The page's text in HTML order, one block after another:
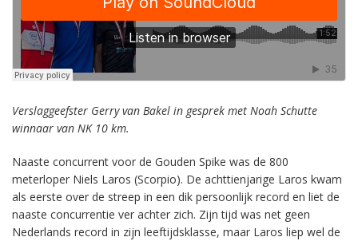
Verslaggeefster Gerry van Bakel in gesprek met Noah Schutte
winnaar van NK 10 km.
Naaste concurrent voor de Gouden Spike was de 800
meterloper Niels Laros (Scorpio). De achttienjarige Laros kwam
als eerste over de streep in een dik persoonlijk record en liet de
naaste concurrentie ver achter zich. Zijn tijd was net geen
Nederlands record in zijn leeftijdsklasse, maar Laros liep wel de